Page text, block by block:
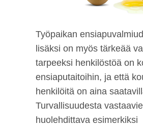
Työpaikan
lisäksi on myös tärkeää
tarpeeksi henkilöstöä on
ensiaputaitoihin, ja että
henkilöitä on aina
Turvallisuudesta
huolehdittava esimerkiksi